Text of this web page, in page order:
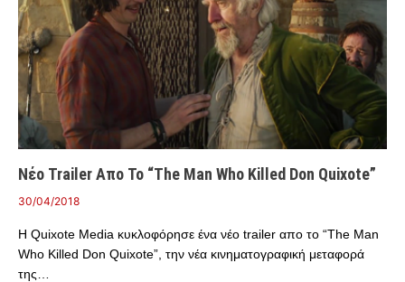
Νέο Trailer Απο Το “The Man Who Killed Don Quixote”
30/04/2018
Η Quixote Media κυκλοφόρησε ένα νέο trailer απο το “The Man
Who Killed Don Quixote”, την νέα κινηματογραφική μεταφορά
της…